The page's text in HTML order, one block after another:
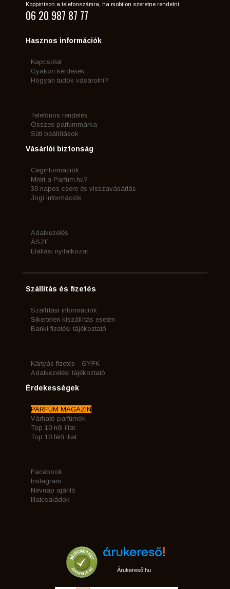
Koppintson a telefonszámra, ha mobilon szeretne rendelni
06 20 987 87 77
Hasznos információk
Kapcsolat
Gyakori kérdések
Hogyan tudok vásárolni?
Telefonos rendelés
Összes parfummárka
Süti beállítások
Vásárlói biztonság
Céginformációk
Miért a Parfum.hu?
30 napos csere és visszavásárlás
Jogi információk
Adatkezelés
ÁSZF
Elállási nyilatkozat
Szállítás és fizetés
Szállítási információk
Sikertelen kiszállítás esetén
Banki fizetési tájékoztató
Kártyás fizetés - GYFK
Adatkezelési tájékoztató
Érdekességek
PARFÜM MAGAZIN
Várható parfümök
Top 10 női illat
Top 10 férfi illat
Facebook
Instagram
Névnap ajánló
Illatcsaládok
Árukereső.hu